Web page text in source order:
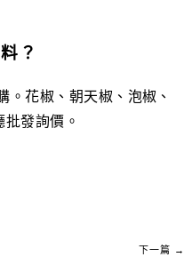
？
。花椒、朝天椒、泡椒、
發詢價。
下一篇 →